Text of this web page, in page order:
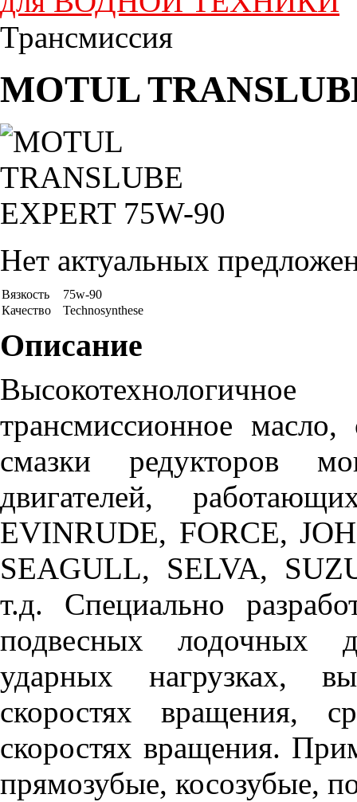
Трансмиссия
MOTUL
Нет актуальных
Вязкость
75w-90
Качество
Technosynthese
Описание
трансмиссионное масло,
смазки редукторов
двигателей,
EVINRUDE, FORCE,
SEAGULL, SELVA,
т.д. Специально
подвесных лодочных
ударных нагрузках,
скоростях вращения,
скоростях вращения.
прямозубые, косозубые,